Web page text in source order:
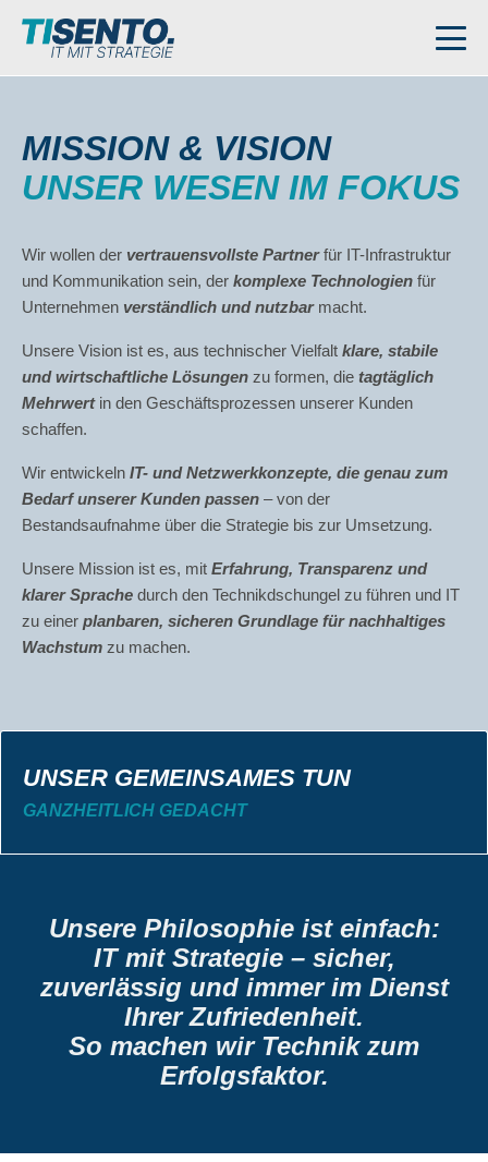
MISSION & VISION
UNSER WESEN IM FOKUS
Wir wollen der vertrauensvollste Partnerfür IT-Infrastruktur
und Kommunikation sein, der komplexe Technologien für
Unternehmen verständlich und nutzbarmacht.
Unsere Vision ist es, aus technischer Vielfalt klare, stabile
und wirtschaftliche Lösungen zu formen, die tagtäglich
Mehrwertin den Geschäftsprozessen unserer Kunden
schaffen.
Wir entwickeln IT- und Netzwerkkonzepte, die genau zum
Bedarf unserer Kunden passen – von der
Bestandsaufnahme über die Strategie bis zur Umsetzung.
Unsere Mission ist es, mit Erfahrung, Transparenz und
klarer Sprache durch den Technikdschungel zu führen und IT
zu einer planbaren, sicheren Grundlage für nachhaltiges
Wachstum zu machen.
UNSER GEMEINSAMES TUN
GANZHEITLICH GEDACHT
Unsere Philosophie ist einfach:
IT mit Strategie – sicher,
zuverlässig und immer im Dienst
Ihrer Zufriedenheit.
So machen wir Technik zum
Erfolgsfaktor.